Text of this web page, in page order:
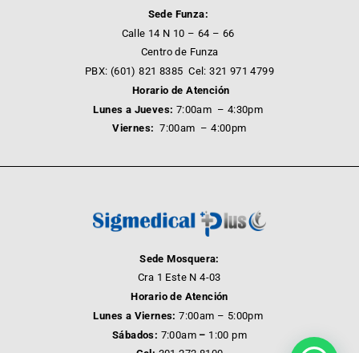
Sede Funza:
Calle 14 N 10 – 64 – 66
Centro de Funza
PBX: (601) 821 8385 Cel: 321 971 4799
Horario de Atención
Lunes a Jueves: 7:00am – 4:30pm
Viernes: 7:00am – 4:00pm
Sede Mosquera:
Cra 1 Este N 4-03
Horario de Atención
Lunes a Viernes:7:00am – 5:00pm
Sábados: 7:00am – 1:00 pm